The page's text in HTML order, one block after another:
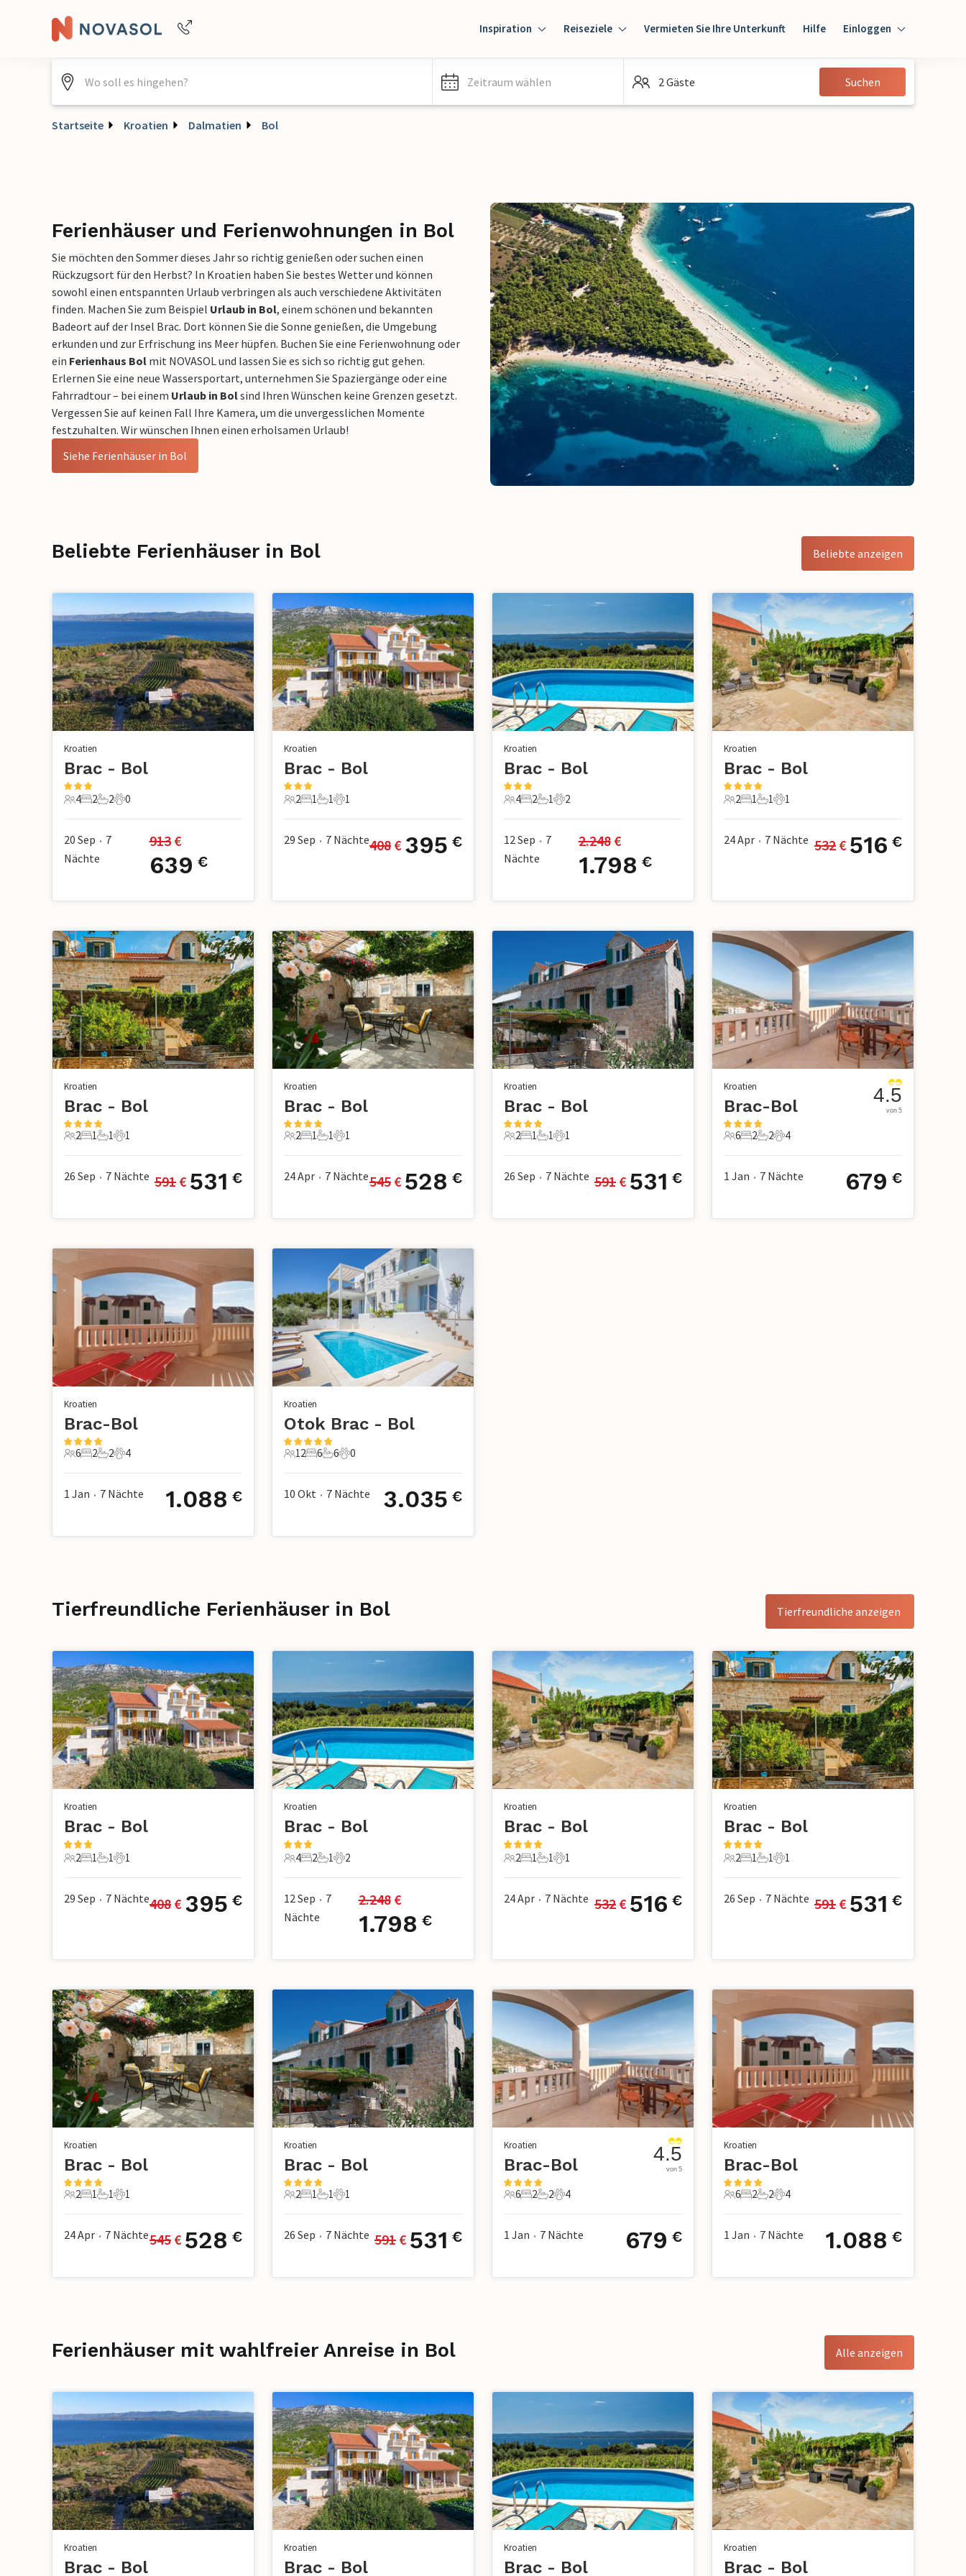
+4940688715475
Inspiration Reiseziele Vermieten Sie Ihre Unterkunft Hilfe Einloggen
Einloggen
Gast
Zeitraum wählen 2 Gäste Suchen
Startseite Kroatien Dalmatien Bol
Ferienhäuser und Ferienwohnungen in Bol
Sie möchten den Sommer dieses Jahr so richtig genießen oder suchen einen
Rückzugsort für den Herbst? In Kroatien haben Sie bestes Wetter und können
sowohl einen entspannten Urlaub verbringen als auch verschiedene Aktivitäten
finden. Machen Sie zum Beispiel Urlaub in Bol, einem schönen und bekannten
Badeort auf der Insel Brac. Dort können Sie die Sonne genießen, die Umgebung
erkunden und zur Erfrischung ins Meer hüpfen. Buchen Sie eine Ferienwohnung oder
ein Ferienhaus Bol mit NOVASOL und lassen Sie es sich so richtig gut gehen.
Erlernen Sie eine neue Wassersportart, unternehmen Sie Spaziergänge oder eine
Fahrradtour – bei einem Urlaub in Bolsind Ihren Wünschen keine Grenzen gesetzt.
Vergessen Sie auf keinen Fall Ihre Kamera, um die unvergesslichen Momente
festzuhalten. Wir wünschen Ihnen einen erholsamen Urlaub!
Siehe Ferienhäuser in Bol
Beliebte Ferienhäuser in Bol Beliebte anzeigen
Kroatien
Brac - Bol
4 Gäste
4
2 Schlafzimmer
2
2 Badezimmer
2
0 Haustiere
0
20 Sep • 7
Nächte
913 €
639 €
Kroatien
Brac - Bol
2 Gäste
2
1 Schlafzimmer
1
1 Badezimmer
1
1 Haustier
1
29 Sep • 7 Nächte408 € 395 €
Kroatien
Brac - Bol
4 Gäste
4
2 Schlafzimmer
2
1 Badezimmer
1
2 Haustiere
2
12 Sep • 7
Nächte
2.248 €
1.798 €
Kroatien
Brac - Bol
2 Gäste
2
1 Schlafzimmer
1
1 Badezimmer
1
1 Haustier
1
24 Apr • 7 Nächte 532 € 516 €
Kroatien
Brac - Bol
2 Gäste
2
1 Schlafzimmer
1
1 Badezimmer
1
1 Haustier
1
26 Sep • 7 Nächte 591 € 531 €
Kroatien
Brac - Bol
2 Gäste
2
1 Schlafzimmer
1
1 Badezimmer
1
1 Haustier
1
24 Apr • 7 Nächte545 € 528 €
Kroatien
Brac - Bol
2 Gäste
2
1 Schlafzimmer
1
1 Badezimmer
1
1 Haustier
1
26 Sep • 7 Nächte 591 € 531 €
Kroatien
Brac-Bol
6 Gäste
6
2 Schlafzimmer
2
2 Badezimmer
2
4 Haustiere
4
4.5
von 5
1 Jan • 7 Nächte 679 €
Kroatien
Brac-Bol
6 Gäste
6
2 Schlafzimmer
2
2 Badezimmer
2
4 Haustiere
4
1 Jan • 7 Nächte 1.088 €
Kroatien
Otok Brac - Bol
12 Gäste
12
6 Schlafzimmer
6
6 Badezimmer
6
0 Haustiere
0
10 Okt • 7 Nächte 3.035 €
Tierfreundliche Ferienhäuser in Bol Tierfreundliche anzeigen
Kroatien
Brac - Bol
2 Gäste
2
1 Schlafzimmer
1
1 Badezimmer
1
1 Haustier
1
29 Sep • 7 Nächte408 € 395 €
Kroatien
Brac - Bol
4 Gäste
4
2 Schlafzimmer
2
1 Badezimmer
1
2 Haustiere
2
12 Sep • 7
Nächte
2.248 €
1.798 €
Kroatien
Brac - Bol
2 Gäste
2
1 Schlafzimmer
1
1 Badezimmer
1
1 Haustier
1
24 Apr • 7 Nächte 532 € 516 €
Kroatien
Brac - Bol
2 Gäste
2
1 Schlafzimmer
1
1 Badezimmer
1
1 Haustier
1
26 Sep • 7 Nächte 591 € 531 €
Kroatien
Brac - Bol
2 Gäste
2
1 Schlafzimmer
1
1 Badezimmer
1
1 Haustier
1
24 Apr • 7 Nächte545 € 528 €
Kroatien
Brac - Bol
2 Gäste
2
1 Schlafzimmer
1
1 Badezimmer
1
1 Haustier
1
26 Sep • 7 Nächte 591 € 531 €
Kroatien
Brac-Bol
6 Gäste
6
2 Schlafzimmer
2
2 Badezimmer
2
4 Haustiere
4
4.5
von 5
1 Jan • 7 Nächte 679 €
Kroatien
Brac-Bol
6 Gäste
6
2 Schlafzimmer
2
2 Badezimmer
2
4 Haustiere
4
1 Jan • 7 Nächte 1.088 €
Ferienhäuser mit wahlfreier Anreise in Bol Alle anzeigen
Kroatien
Brac - Bol
Kroatien
Brac - Bol
Kroatien
Brac - Bol
Kroatien
Brac - Bol